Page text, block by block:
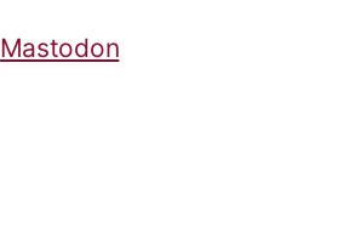
Mastodon